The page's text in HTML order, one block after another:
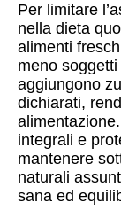
Per limitare
nella dieta
alimenti
meno
aggiungono
dichiarati,
integrali e
mantenere
naturali
sana ed